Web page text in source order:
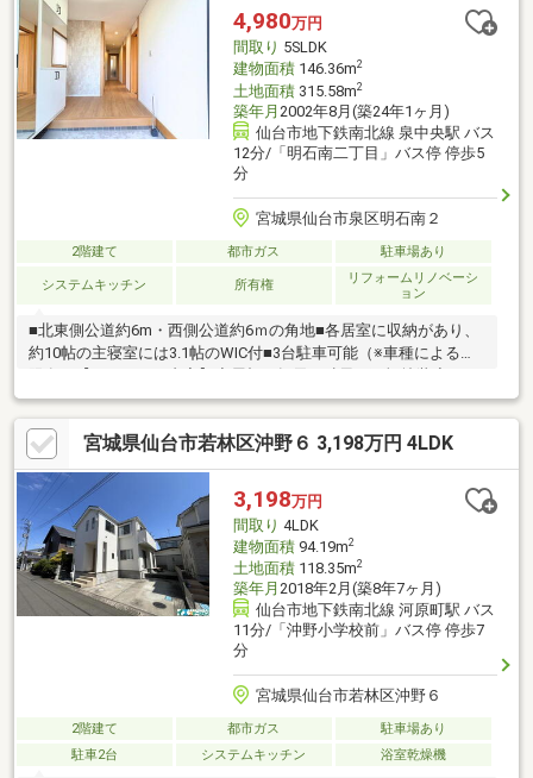
520m）仙台市立西多賀中学校：徒歩5分（約400m）ヨークベニマ
ル仙台西の平店：徒歩8分（約610m）ファミリーマート 仙台西の
平店：徒歩4分（約310m）
4,980万円
間取り 5SLDK
建物面積146.36m2
土地面積315.58m2
築年月 2002年8月(築24年1ヶ月)
仙台市地下鉄南北線 泉中央駅 バス
12分/「明石南二丁目」バス停 停歩5
分
宮城県仙台市泉区明石南２
2階建て 都市ガス 駐車場あり
システムキッチン 所有権
リフォームリノベーシ
ョン
■北東側公道約6m・西側公道約6ｍの角地■各居室に収納があり、
約10帖の主寝室には3.1帖のWIC付■3台駐車可能（※車種による制
チン・洗面化粧台・ユニットバス（1616サイズ）・1F・2Fトイレ
交換 ◆建具シート張替◆巾木交換◆分電盤交換◆フローリング上
張（LDK・洋室・廊下）◆下駄箱交換◆カーテンレール交換・レ
ースカーテン付◆ロールスクリーン交換◆電気温水器交換◆洗濯
水栓交換◆クッションフロア張替（トイレ・洗面室・床下収納
部）◆玄関に人感センサー新設・エコカラット設置◆全室天井・
壁クロス貼替◆モニター付きインターホン交換 等
宮城県仙台市若林区沖野６ 3,198万円 4LDK
3,198万円
間取り 4LDK
建物面積94.19m2
土地面積118.35m2
築年月 2018年2月(築8年7ヶ月)
仙台市地下鉄南北線 河原町駅 バス
11分/「沖野小学校前」バス停 停歩7
分
宮城県仙台市若林区沖野６
2階建て 都市ガス
駐車場あり
駐車2台
システムキッチン 浴室乾燥機